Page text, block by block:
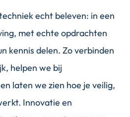
echt beleven: in een
met echte opdrachten
kennis delen. Zo verbinden
helpen we bij
laten we zien hoe je veilig,
Innovatie en